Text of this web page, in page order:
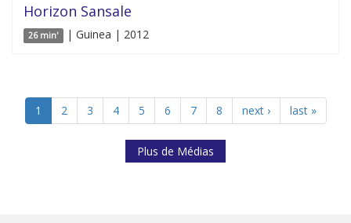
Horizon Sansale
26 min' | Guinea | 2012
1 2 3 4 5 6 7 8 next › last »
Plus de Médias